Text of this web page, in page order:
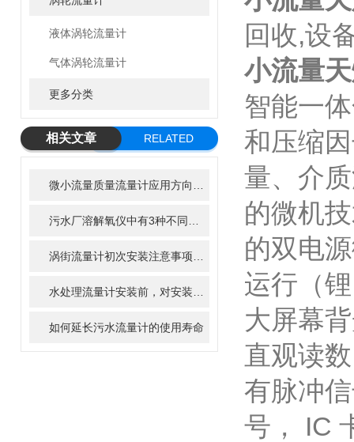
液体涡轮流量计
气体涡轮流量计
更多分类
相关文章
RELATED
如何延长污水流量计的使用寿命
回收,设
小流量
智能一
和压缩
量、介
的微机
的双电
运行（
大屏幕
直观读
有脉冲
号， IC